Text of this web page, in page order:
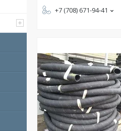
+7 (708) 671-94-41